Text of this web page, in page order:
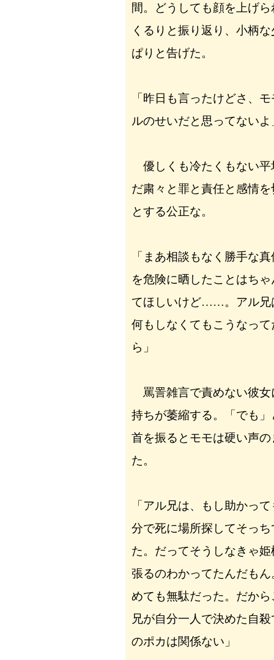
間。どうしても顔を上げ
くるりと振り返り、小柄
ぱりと告げた。
「昨日も言ったけどさ、
ルのせいだと思ってないよ
優しくも冷たくもない平
だ粛々と罪と責任と感情
とする公正な。
「まあ相談もなく勝手な
を危険に晒したことはち
てほしいけど……。アル兄
何もしなくてもこうなっ
ら」
罵詈雑言で責めない彼女
持ちが萎縮する。「でも
首を振るとモモは硬い声
た。
「アル兄は、もし助かっ
分で死に場所探してそっ
た。だってそうしなきゃ
張るのわかってたんだも
めても無駄だった。だか
兄が自分一人で決めた自
のポカは関係ない」